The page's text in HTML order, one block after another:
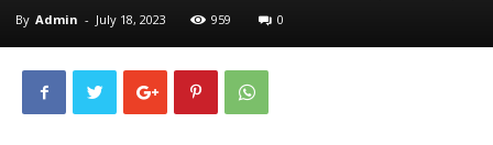
By Admin - July 18, 2023 959 0